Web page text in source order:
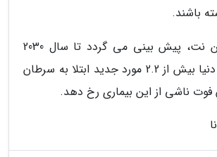
باشند.
به گزارش مدیسن نت، پیش بینی می گردد تا سال 2030
سالانه در سراسر دنیا بیش از 2.2 مورد جدید ابتلا به سرطان